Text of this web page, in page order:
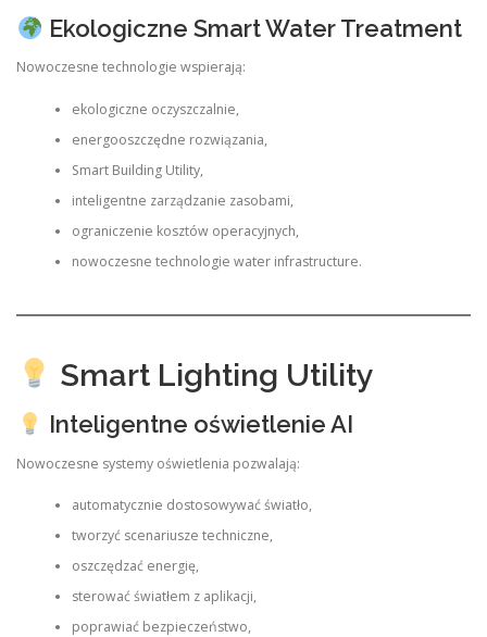
Ekologiczne Smart Water Treatment
Nowoczesne technologie wspierają:
ekologiczne oczyszczalnie,
energooszczędne rozwiązania,
Smart Building Utility,
inteligentne zarządzanie zasobami,
ograniczenie kosztów operacyjnych,
nowoczesne technologie water infrastructure.
Smart Lighting Utility
Inteligentne oświetlenie AI
Nowoczesne systemy oświetlenia pozwalają:
automatycznie dostosowywać światło,
tworzyć scenariusze techniczne,
oszczędzać energię,
sterować światłem z aplikacji,
poprawiać bezpieczeństwo,